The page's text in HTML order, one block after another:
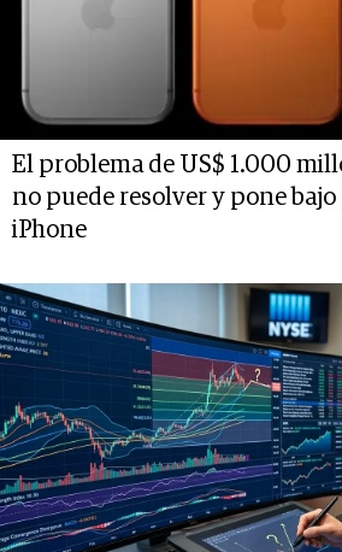
El problema de US$ 1.000
no puede resolver y pone
iPhone